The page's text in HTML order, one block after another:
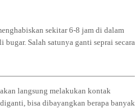
sekitar 6-8 jam di dalam
Salah satunya ganti seprai secara
langsung melakukan kontak
bisa dibayangkan berapa banyak